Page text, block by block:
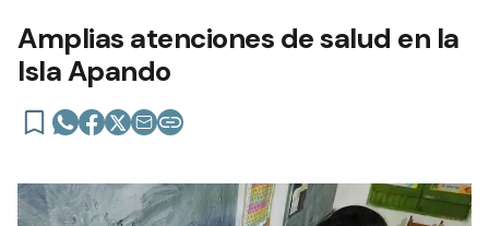
Amplias atenciones de salud en la
Isla Apando